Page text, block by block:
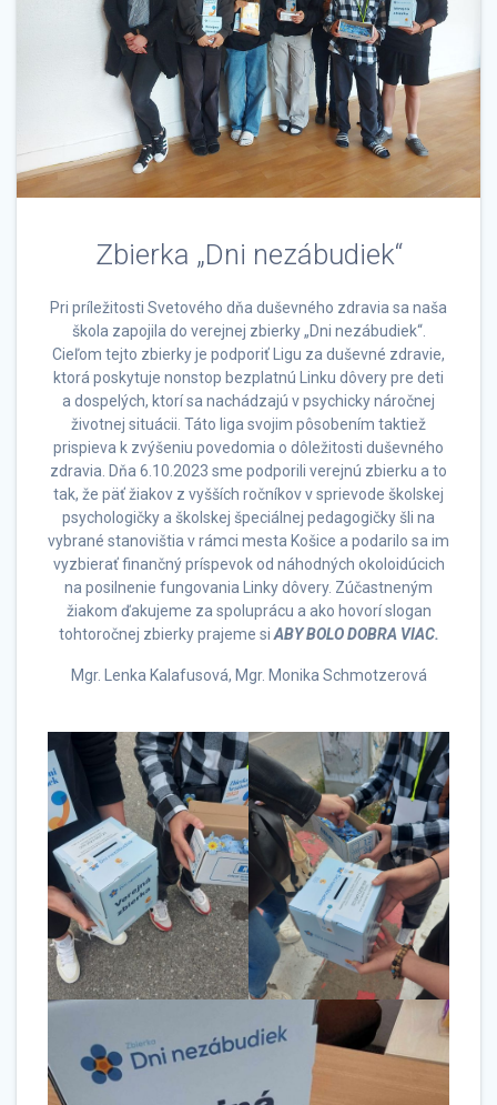
Zbierka „Dni nezábudiek“
Pri príležitosti Svetového dňa duševného zdravia sa naša
škola zapojila do verejnej zbierky „Dni nezábudiek“.
Cieľom tejto zbierky je podporiť Ligu za duševné zdravie,
ktorá poskytuje nonstop bezplatnú Linku dôvery pre deti
a dospelých, ktorí sa nachádzajú v psychicky náročnej
životnej situácii. Táto liga svojim pôsobením taktiež
prispieva k zvýšeniu povedomia o dôležitosti duševného
zdravia. Dňa 6.10.2023 sme podporili verejnú zbierku a to
tak, že päť žiakov z vyšších ročníkov v sprievode školskej
psychologičky a školskej špeciálnej pedagogičky šli na
vybrané stanovištia v rámci mesta Košice a podarilo sa im
vyzbierať finančný príspevok od náhodných okoloidúcich
na posilnenie fungovania Linky dôvery. Zúčastneným
žiakom ďakujeme za spoluprácu a ako hovorí slogan
tohtoročnej zbierky prajeme si ABY BOLO DOBRA VIAC.
Mgr. Lenka Kalafusová, Mgr. Monika Schmotzerová